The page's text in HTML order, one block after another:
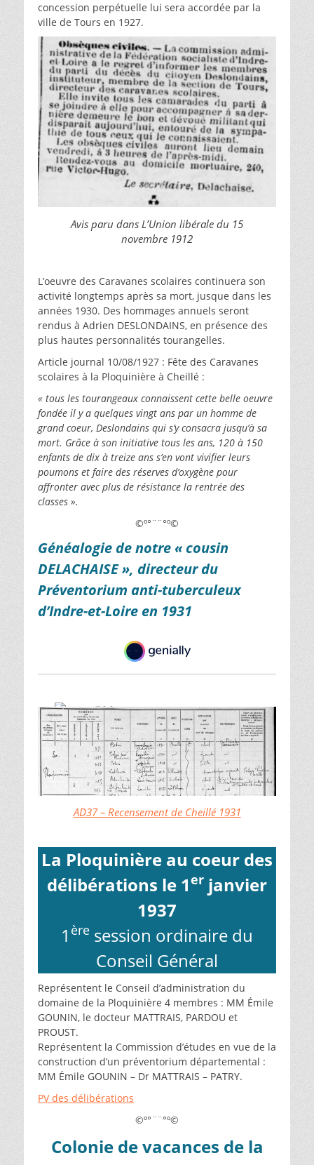
concession perpétuelle lui sera accordée par la
ville de Tours en 1927.
Avis paru dans L’Union libérale du 15
novembre 1912
L’oeuvre des Caravanes scolaires continuera son
activité longtemps après sa mort, jusque dans les
années 1930. Des hommages annuels seront
rendus à Adrien DESLONDAINS, en présence des
plus hautes personnalités tourangelles.
Article journal 10/08/1927 : Fête des Caravanes
scolaires à la Ploquinière à Cheillé :
« tous les tourangeaux connaissent cette belle oeuvre
fondée il y a quelques vingt ans par un homme de
grand coeur, Deslondains qui s’y consacra jusqu’à sa
mort. Grâce à son initiative tous les ans, 120 à 150
enfants de dix à treize ans s’en vont vivifier leurs
poumons et faire des réserves d’oxygène pour
affronter avec plus de résistance la rentrée des
classes ».
©º°¨¨°º©
Généalogie de notre « cousin
DELACHAISE », directeur du
Préventorium anti-tuberculeux
d’Indre-et-Loire en 1931
AD37 – Recensement de Cheillé 1931
La Ploquinière au coeur des
délibérations le 1er janvier
1937
1 ère session ordinaire du
Conseil Général
Représentent le Conseil d’administration du
domaine de la Ploquinière 4 membres : MM Émile
GOUNIN, le docteur MATTRAIS, PARDOU et
PROUST.
Représentent la Commission d’études en vue de la
construction d’un préventorium départemental :
MM Émile GOUNIN – Dr MATTRAIS – PATRY.
PV des délibérations
©º°¨¨°º©
Colonie de vacances de la